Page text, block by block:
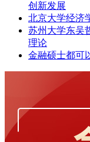
创新发展
北京大学经济
苏州大学东吴
理论
金融硕士都可